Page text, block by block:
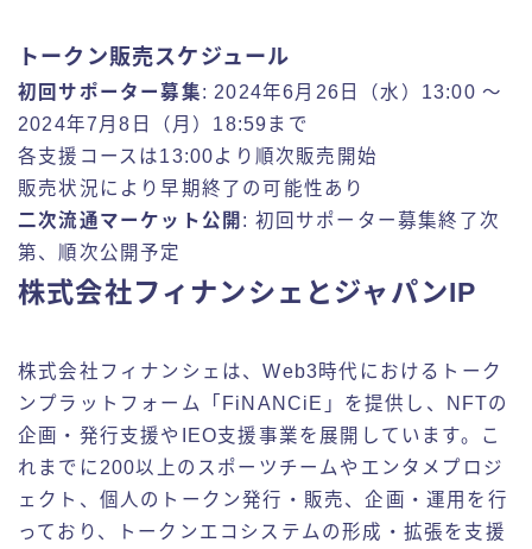
トークン販売スケジュール
初回サポーター募集: 2024年6月26日（水）13:00 ～
2024年7月8日（月）18:59まで
各支援コースは13:00より順次販売開始
販売状況により早期終了の可能性あり
二次流通マーケット公開 : 初回サポーター募集終了次
第、順次公開予定
株式会社フィナンシェとジャパンIP
株式会社フィナンシェは、Web3時代におけるトーク
ンプラットフォーム「FiNANCiE」を提供し、NFTの
企画・発行支援やIEO支援事業を展開しています。こ
れまでに200以上のスポーツチームやエンタメプロジ
ェクト、個人のトークン発行・販売、企画・運用を行
っており、トークンエコシステムの形成・拡張を支援